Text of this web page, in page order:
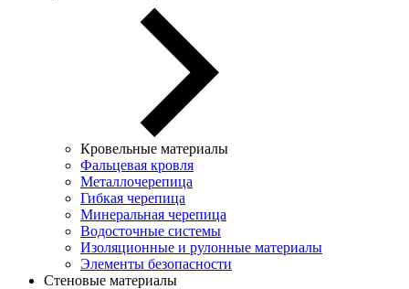
Кровельные материалы
Фальцевая кровля
Металлочерепица
Гибкая черепица
Минеральная черепица
Водосточные системы
Изоляционные и рулонные материалы
Элементы безопасности
Стеновые материалы